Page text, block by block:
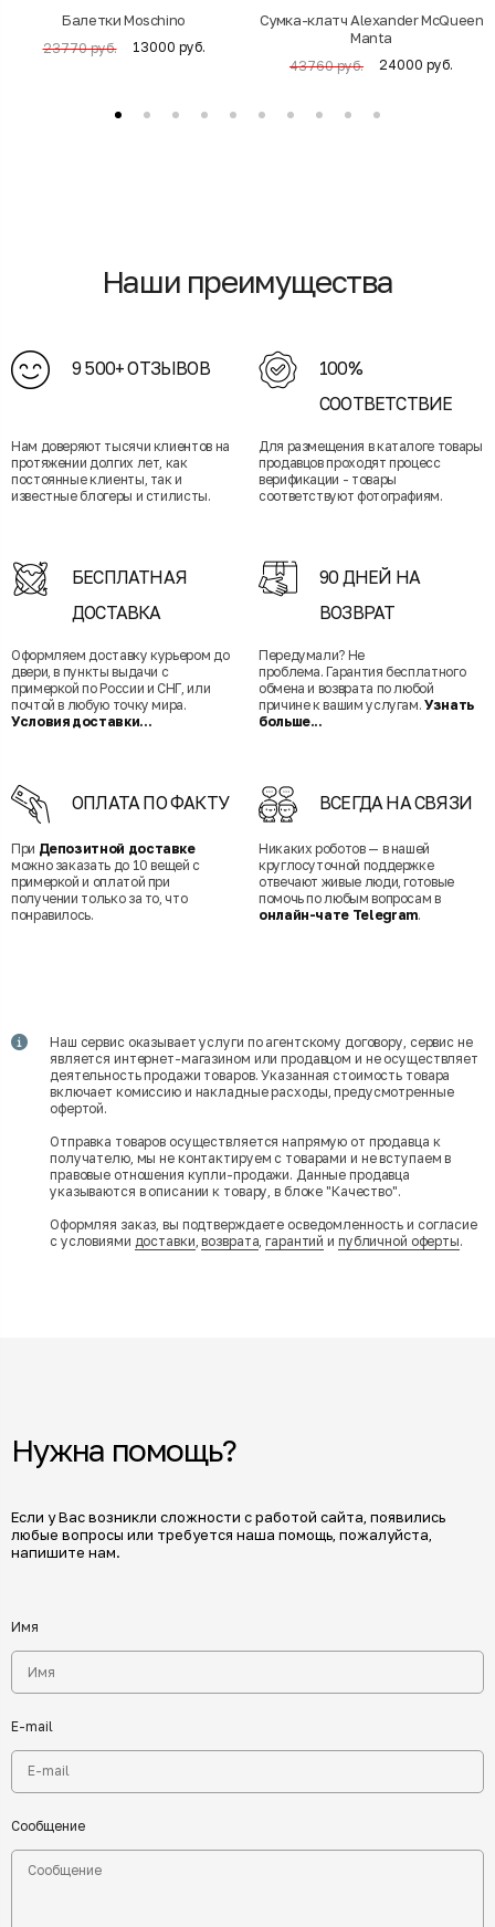
Балетки Moschino
23770 руб. 13000 руб.
Cумка-клатч Alexander McQueen
Manta
43760 руб. 24000 руб.
Наши преимущества
9 500+ ОТЗЫВОВ
Нам доверяют тысячи клиентов на
протяжении долгих лет, как
постоянные клиенты, так и
известные блогеры и стилисты.
100%
СООТВЕТСТВИЕ
Для размещения в каталоге товары
продавцов проходят процесс
верификации - товары
соответствуют фотографиям.
БЕСПЛАТНАЯ
ДОСТАВКА
Оформляем доставку курьером до
двери, в пункты выдачи с
примеркой по России и СНГ, или
почтой в любую точку мира.
Условия доставки...
90 ДНЕЙ НА
ВОЗВРАТ
Передумали? Не
проблема. Гарантия бесплатного
обмена и возврата по любой
причине к вашим услугам. Узнать
больше...
ОПЛАТА ПО ФАКТУ
При Депозитной доставке
можно заказать до 10 вещей с
примеркой и оплатой при
получении только за то, что
понравилось.
ВСЕГДА НА СВЯЗИ
Никаких роботов — в нашей
круглосуточной поддержке
отвечают живые люди, готовые
помочь по любым вопросам в
онлайн-чате Telegram.
Наш сервис оказывает услуги по агентскому договору, сервис не
является интернет-магазином или продавцом и не осуществляет
деятельность продажи товаров. Указанная стоимость товара
включает комиссию и накладные расходы, предусмотренные
офертой.
Отправка товаров осуществляется напрямую от продавца к
получателю, мы не контактируем с товарами и не вступаем в
правовые отношения купли-продажи. Данные продавца
указываются в описании к товару, в блоке "Качество".
Оформляя заказ, вы подтверждаете осведомленность и согласие
с условиями доставки,возврата,гарантий и публичной оферты.
Нужна помощь?
Если у Вас возникли сложности с работой сайта, появились
любые вопросы или требуется наша помощь, пожалуйста,
напишите нам.
Имя
E-mail
Сообщение